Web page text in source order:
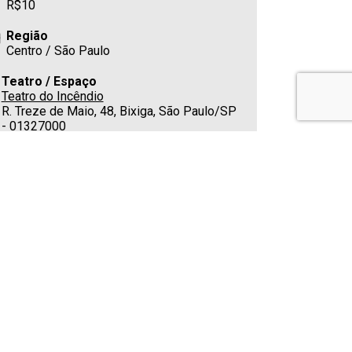
R$10
Região
Centro / São Paulo
Teatro / Espaço
Teatro do Incêndio
R. Treze de Maio, 48, Bixiga, São Paulo/SP
- 01327000